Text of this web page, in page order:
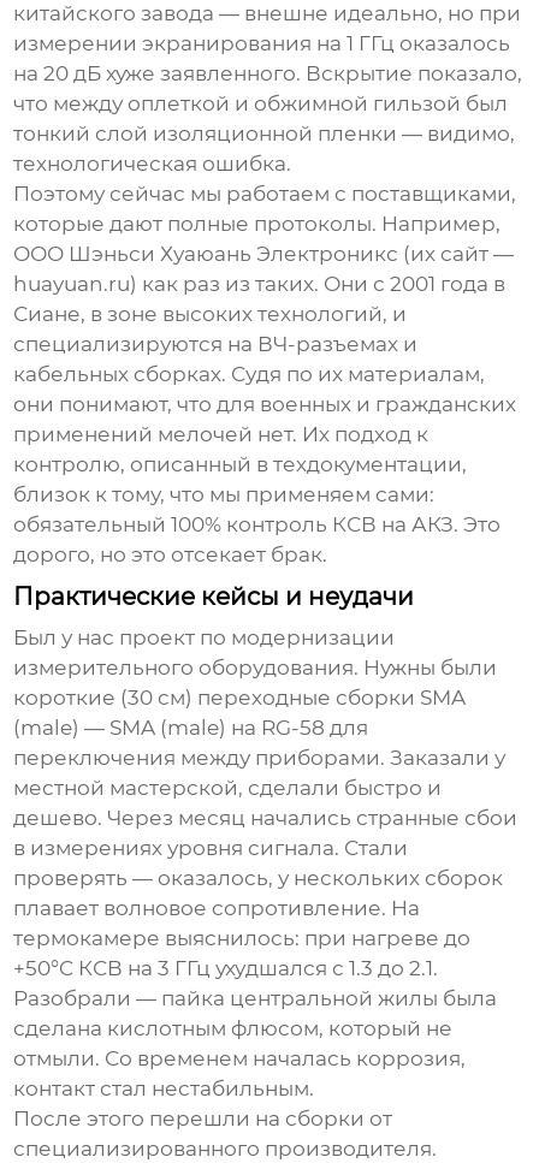
китайского завода — внешне идеально, но при
измерении экранирования на 1 ГГц оказалось
на 20 дБ хуже заявленного. Вскрытие показало,
что между оплеткой и обжимной гильзой был
тонкий слой изоляционной пленки — видимо,
технологическая ошибка.
Поэтому сейчас мы работаем с поставщиками,
которые дают полные протоколы. Например,
ООО Шэньси Хуаюань Электроникс (их сайт —
huayuan.ru) как раз из таких. Они с 2001 года в
Сиане, в зоне высоких технологий, и
специализируются на ВЧ-разъемах и
кабельных сборках. Судя по их материалам,
они понимают, что для военных и гражданских
применений мелочей нет. Их подход к
контролю, описанный в техдокументации,
близок к тому, что мы применяем сами:
обязательный 100% контроль КСВ на АКЗ. Это
дорого, но это отсекает брак.
Практические кейсы и неудачи
Был у нас проект по модернизации
измерительного оборудования. Нужны были
короткие (30 см) переходные сборки SMA
(male) — SMA (male) на RG-58 для
переключения между приборами. Заказали у
местной мастерской, сделали быстро и
дешево. Через месяц начались странные сбои
в измерениях уровня сигнала. Стали
проверять — оказалось, у нескольких сборок
плавает волновое сопротивление. На
термокамере выяснилось: при нагреве до
+50°C КСВ на 3 ГГц ухудшался с 1.3 до 2.1.
Разобрали — пайка центральной жилы была
сделана кислотным флюсом, который не
отмыли. Со временем началась коррозия,
контакт стал нестабильным.
После этого перешли на сборки от
специализированного производителя.